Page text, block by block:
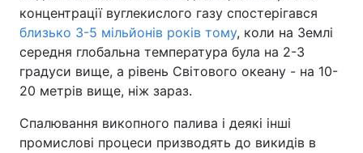
концентрації вуглекислого газу спостерігався
близько 3-5 мільйонів років тому, коли на Землі
середня глобальна температура була на 2-3
градуси вище, а рівень Світового океану - на 10-
20 метрів вище, ніж зараз.
Спалювання викопного палива і деякі інші
промислові процеси призводять до викидів в